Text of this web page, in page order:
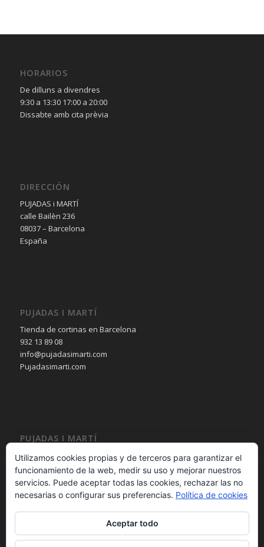
HORARIOS
De dilluns a divendres
9:30 a 13:30 17:00 a 20:00
Dissabte amb cita prèvia
DIRECCIÓN
PUJADAS i MARTÍ
calle Bailèn 236
08037 – Barcelona
España
PUJADAS I MARTÍ
Tienda de cortinas en Barcelona
932 13 89 08
info@pujadasimarti.com
Pujadasimarti.com
PUJADAS I MARTÍ
Cortinas en Barcelona
Tendencia en cortinas
Asesoramiento en cortinas
Decoración en cortinas
Utilizamos cookies propias y de terceros para garantizar el
funcionamiento de la web, medir su uso y mejorar nuestros
servicios. Puede aceptar todas las cookies, rechazar las no
necesarias o configurar sus preferencias. Política de cookies
Aceptar todo